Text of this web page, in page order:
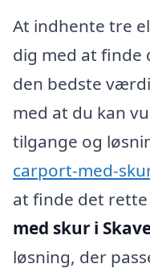
At indhente tre
dig med at
den bedste
med at du kan
tilgange og
carport-med-
at finde det
med skur i
løsning, der